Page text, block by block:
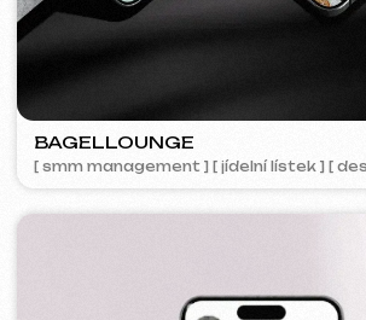
BY IZZI SISTERS
[ bannery ] [ meta ads reklama ]